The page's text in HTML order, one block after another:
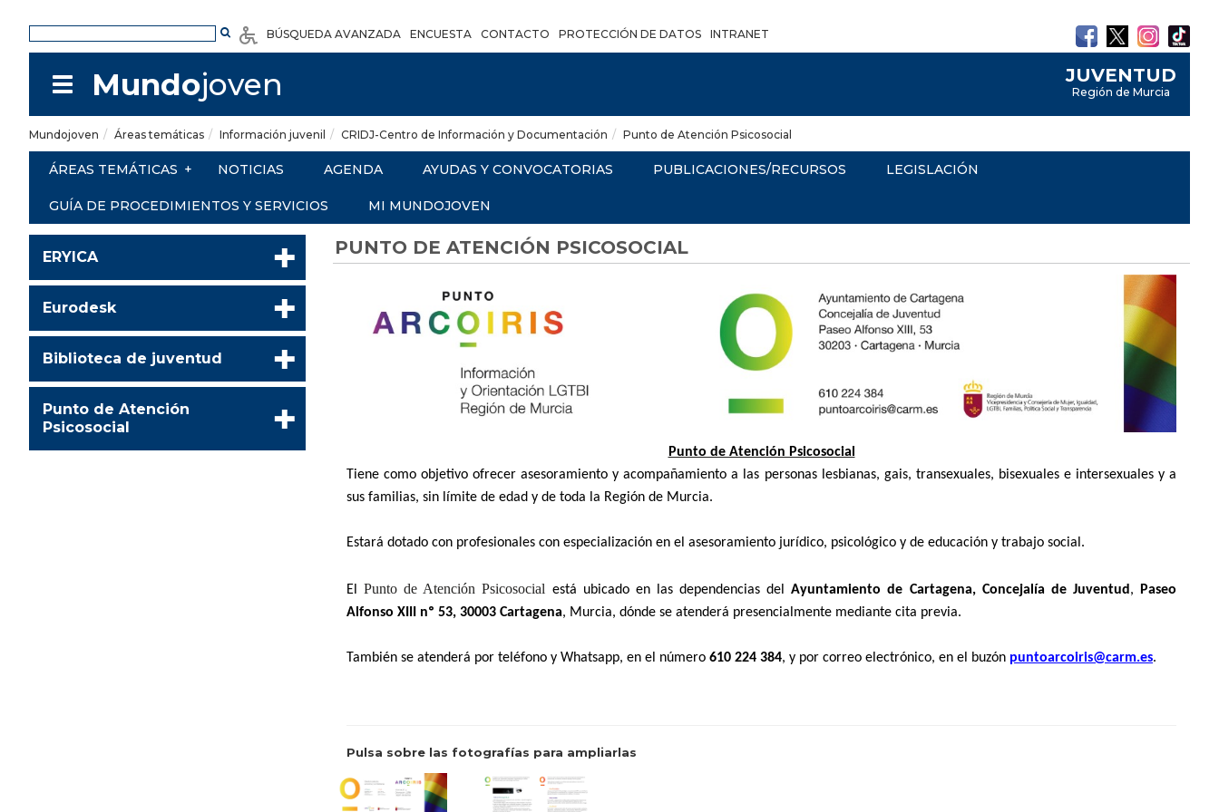
BÚSQUEDA AVANZADA
ENCUESTA CONTACTO PROTECCIÓN DE DATOS INTRANET
Mundojoven JUVENTUD
Región de Murcia
Mundojoven Áreas temáticas Información juvenil CRIDJ-Centro de Información y Documentación Punto de Atención Psicosocial
ÁREAS TEMÁTICAS + NOTICIAS AGENDA AYUDAS Y CONVOCATORIAS PUBLICACIONES/RECURSOS LEGISLACIÓN
GUÍA DE PROCEDIMIENTOS Y SERVICIOS MI MUNDOJOVEN
ERYICA
Eurodesk
Biblioteca de juventud
Punto de Atención
Psicosocial
PUNTO DE ATENCIÓN PSICOSOCIAL
Punto de Atención Psicosocial
Tiene como objetivo ofrecer asesoramiento y acompañamiento a las personas lesbianas, gais, transexuales, bisexuales e intersexuales y a
sus familias, sin límite de edad y de toda la Región de Murcia.
Estará dotado con profesionales con especialización en el asesoramiento jurídico, psicológico y de educación y trabajo social.
ElPunto de Atención Psicosocial está ubicado en las dependencias delAyuntamiento de Cartagena, Concejalía de Juventud ,
Paseo
Alfonso XIII nº 53, 30003 Cartagena, Murcia, dónde se atenderá presencialmente mediante cita previa.
También se atenderá por teléfono y Whatsapp, en el número 610 224 384, y por correo electrónico, en el buzón puntoarcoiris@carm.es.
Pulsa sobre las fotografías para ampliarlas